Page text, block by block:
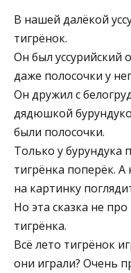
В нашей далёкой
тигрёнок.
Он был уссурийский
даже полосочки у
Он дружил с
дядюшкой
были полосочки.
Только у бурундука
тигрёнка поперёк.
на картинку
Но эта сказка не
тигрёнка.
Всё лето тигрёнок
они играли? Очень